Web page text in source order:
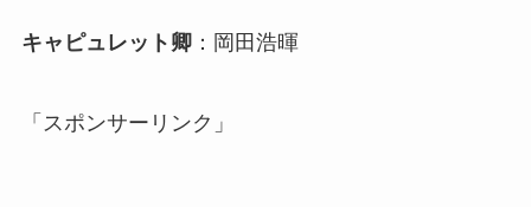
キャピュレット卿：岡田浩暉​
「スポンサーリンク」